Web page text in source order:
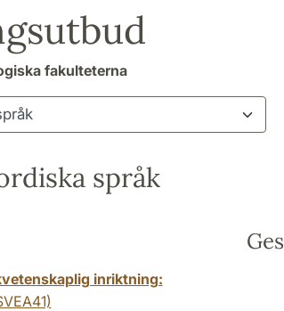
fakulteterna
språk
inriktning: